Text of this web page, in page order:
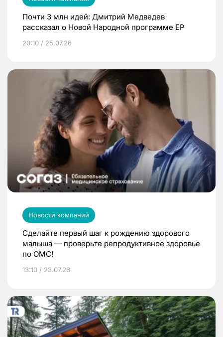
Почти 3 млн идей: Дмитрий Медведев
рассказал о Новой Народной программе ЕР
20:10 / 25.07.26
Новости компаний
Сделайте первый шаг к рождению здорового
малыша — проверьте репродуктивное здоровье
по ОМС!
13:10 / 23.07.26